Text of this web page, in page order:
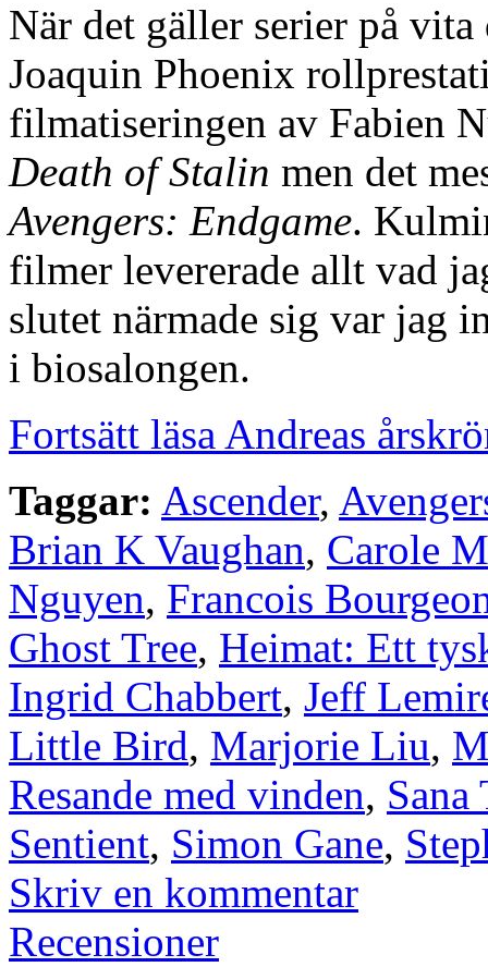
När det gäller serier på
Joaquin Phoenix
filmatiseringen av Fabien
Death of Stalin men det
Avengers: Endgame.
filmer levererade allt vad
slutet närmade sig var jag
i biosalongen.
Fortsätt läsa Andreas
Taggar: Ascender,
Brian K Vaughan, Carole
Nguyen, Francois
Ghost Tree, Heimat: Ett
Ingrid Chabbert, Jeff
Little Bird, Marjorie Liu,
Resande med vinden, Sana
Sentient, Simon Gane,
Skriv en kommentar
Recensioner